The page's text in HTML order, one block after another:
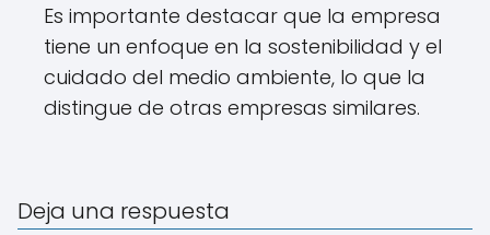
Es importante destacar que la empresa
tiene un enfoque en la sostenibilidad y el
cuidado del medio ambiente, lo que la
distingue de otras empresas similares.
Deja una respuesta